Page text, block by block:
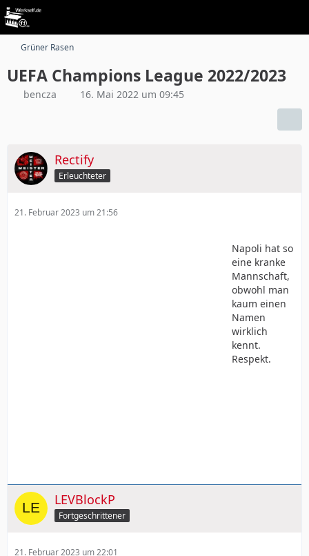
Grüner Rasen
UEFA Champions League 2022/2023
bencza 16. Mai 2022 um 09:45
Rectify
Erleuchteter
21. Februar 2023 um 21:56
Napoli hat so
eine kranke
Mannschaft,
obwohl man
kaum einen
Namen
wirklich
kennt.
Respekt.
LEVBlockP
Fortgeschrittener
21. Februar 2023 um 22:01